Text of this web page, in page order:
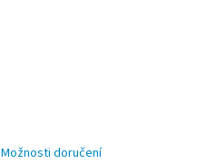
Možnosti doručení